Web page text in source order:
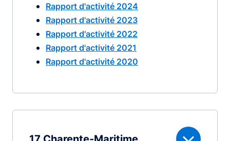
Rapport d'activité 2024
Rapport d'activité 2023
Rapport d'activité 2022
Rapport d'activité 2021
Rapport d'activité 2020